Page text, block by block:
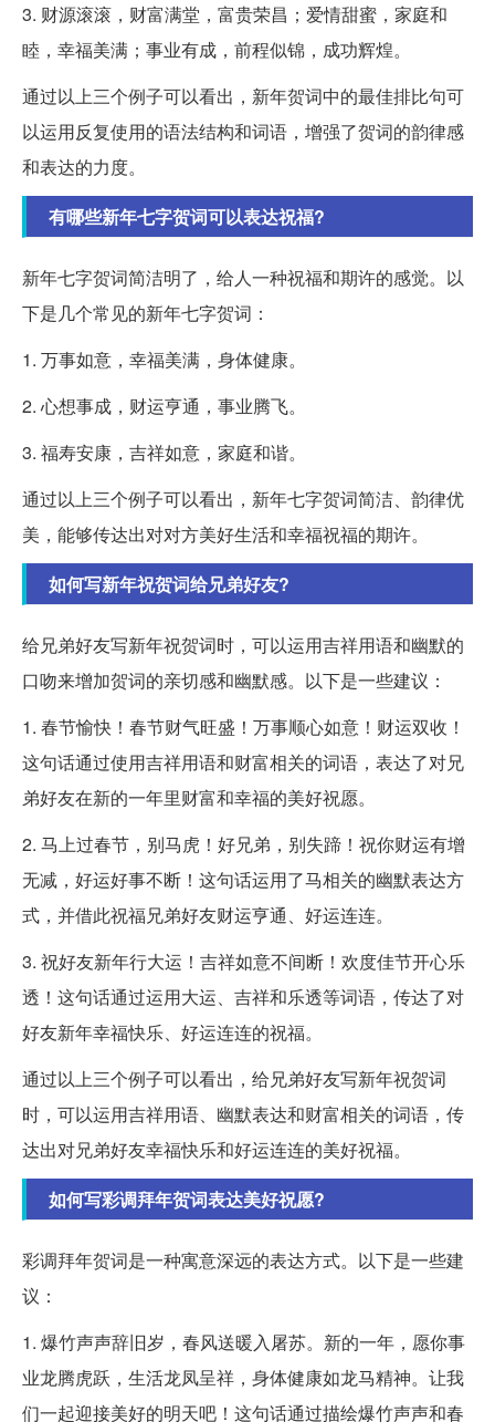
3. 财源滚滚，财富满堂，富贵荣昌；爱情甜蜜，家庭和
睦，幸福美满；事业有成，前程似锦，成功辉煌。
通过以上三个例子可以看出，新年贺词中的最佳排比句可
以运用反复使用的语法结构和词语，增强了贺词的韵律感
和表达的力度。
有哪些新年七字贺词可以表达祝福?
新年七字贺词简洁明了，给人一种祝福和期许的感觉。以
下是几个常见的新年七字贺词：
1. 万事如意，幸福美满，身体健康。
2. 心想事成，财运亨通，事业腾飞。
3. 福寿安康，吉祥如意，家庭和谐。
通过以上三个例子可以看出，新年七字贺词简洁、韵律优
美，能够传达出对对方美好生活和幸福祝福的期许。
如何写新年祝贺词给兄弟好友?
给兄弟好友写新年祝贺词时，可以运用吉祥用语和幽默的
口吻来增加贺词的亲切感和幽默感。以下是一些建议：
1. 春节愉快！春节财气旺盛！万事顺心如意！财运双收！
这句话通过使用吉祥用语和财富相关的词语，表达了对兄
弟好友在新的一年里财富和幸福的美好祝愿。
2. 马上过春节，别马虎！好兄弟，别失蹄！祝你财运有增
无减，好运好事不断！这句话运用了马相关的幽默表达方
式，并借此祝福兄弟好友财运亨通、好运连连。
3. 祝好友新年行大运！吉祥如意不间断！欢度佳节开心乐
透！这句话通过运用大运、吉祥和乐透等词语，传达了对
好友新年幸福快乐、好运连连的祝福。
通过以上三个例子可以看出，给兄弟好友写新年祝贺词
时，可以运用吉祥用语、幽默表达和财富相关的词语，传
达出对兄弟好友幸福快乐和好运连连的美好祝福。
如何写彩调拜年贺词表达美好祝愿?
彩调拜年贺词是一种寓意深远的表达方式。以下是一些建
议：
1. 爆竹声声辞旧岁，春风送暖入屠苏。新的一年，愿你事
业龙腾虎跃，生活龙凤呈祥，身体健康如龙马精神。让我
们一起迎接美好的明天吧！这句话通过描绘爆竹声声和春